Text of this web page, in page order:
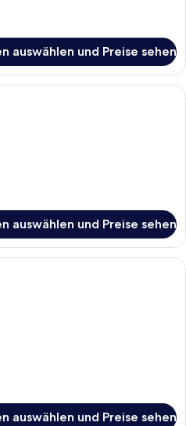
auswählen und Preise sehen
Ein Hotelzimmer mit einem großen
auswählen und Preise sehen
Ein Hotelzimmer mit einem Bett,
auswählen und Preise sehen